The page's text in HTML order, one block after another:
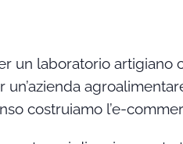
un laboratorio
costruiamo l’e-